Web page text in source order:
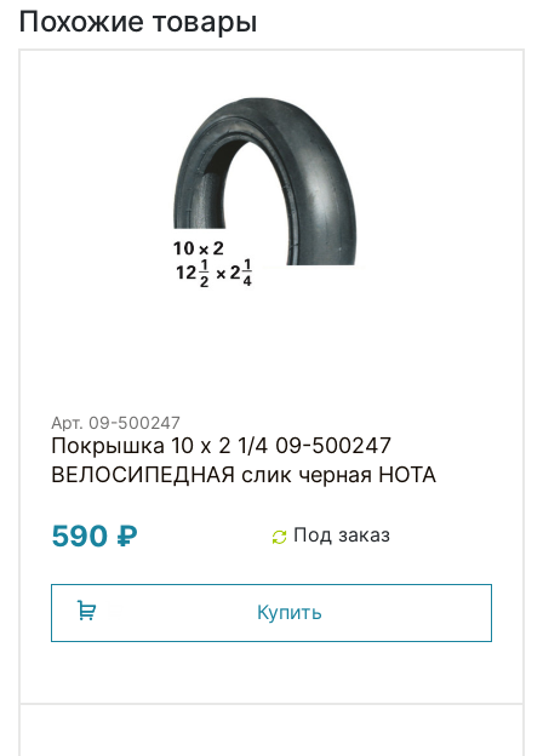
Похожие товары
Арт. 09-500247
Покрышка 10 x 2 1/4 09-500247
ВЕЛОСИПЕДНАЯ слик черная HOTA
590 ₽ Под заказ
Купить